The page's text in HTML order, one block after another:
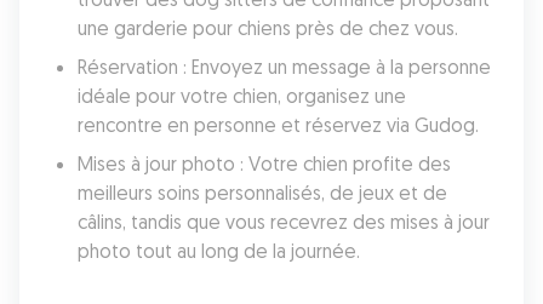
une garderie pour chiens près de chez vous.
Réservation : Envoyez un message à la personne
idéale pour votre chien, organisez une
rencontre en personne et réservez via Gudog.
Mises à jour photo : Votre chien profite des
meilleurs soins personnalisés, de jeux et de
câlins, tandis que vous recevrez des mises à jour
photo tout au long de la journée.